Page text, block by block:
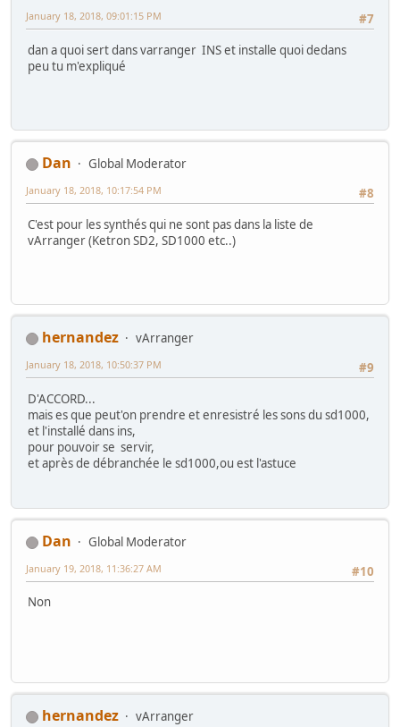
#7
January 18, 2018, 09:01:15 PM
dan a quoi sert dans varranger INS et installe quoi dedans
peu tu m'expliqué
Dan
Global Moderator
#8
January 18, 2018, 10:17:54 PM
C'est pour les synthés qui ne sont pas dans la liste de
vArranger (Ketron SD2, SD1000 etc..)
hernandez
vArranger
#9
January 18, 2018, 10:50:37 PM
D'ACCORD...
mais es que peut'on prendre et enresistré les sons du sd1000,
et l'installé dans ins,
pour pouvoir se servir,
et après de débranchée le sd1000,ou est l'astuce
Dan
Global Moderator
#10
January 19, 2018, 11:36:27 AM
Non
hernandez
vArranger